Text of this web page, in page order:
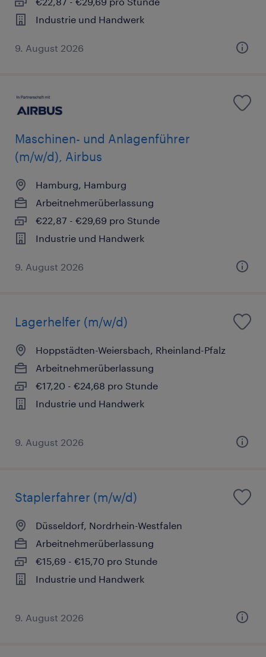
Industrie und Handwerk
9. August 2026
Maschinen- und Anlagenführer
(m/w/d), Airbus
Hamburg, Hamburg
Arbeitnehmerüberlassung
€22,87 - €29,69 pro Stunde
Industrie und Handwerk
9. August 2026
Lagerhelfer (m/w/d)
Hoppstädten-Weiersbach, Rheinland-Pfalz
Arbeitnehmerüberlassung
€17,20 - €24,68 pro Stunde
Industrie und Handwerk
9. August 2026
Staplerfahrer (m/w/d)
Düsseldorf, Nordrhein-Westfalen
Arbeitnehmerüberlassung
€15,69 - €15,70 pro Stunde
Industrie und Handwerk
9. August 2026